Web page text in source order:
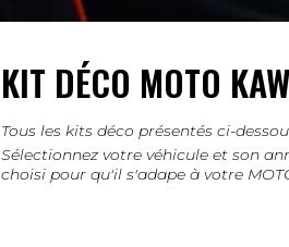
KIT DÉCO MOTO
Tous les kits déco présentés ci-
Sélectionnez votre véhicule et son
choisi pour qu'il s'adape à votre